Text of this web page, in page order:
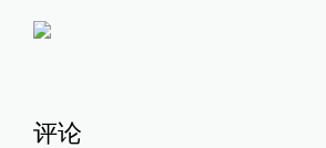
评论